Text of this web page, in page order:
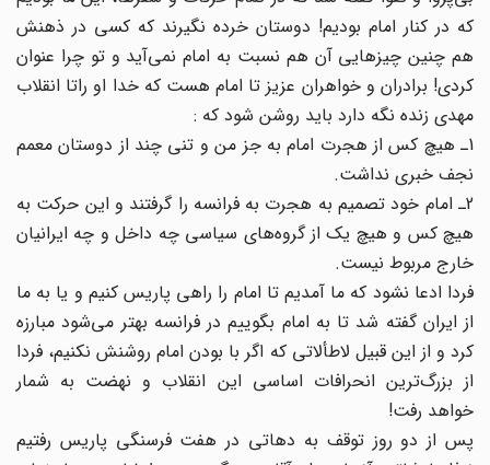
که در کنار امام بودیم! دوستان خرده نگیرند که کسی در ذهنش
هم چنین چیزهایی آن هم نسبت به امام نمی‌آید و تو چرا عنوان
کردی! برادران و خواهران عزیز تا امام هست که خدا او راتا انقلاب
مهدی زنده نگه دارد باید روشن شود که :
1ـ هیچ کس از هجرت امام به جز من و تنی چند از دوستان معمم
نجف خبری نداشت.
2ـ امام خود تصمیم به هجرت به فرانسه را گرفتند و این حرکت به
هیچ کس و هیچ یک از گروه‌های سیاسی چه داخل و چه ایرانیان
خارج مربوط نیست.
فردا ادعا نشود که ما آمدیم تا امام را راهی پاریس کنیم و یا به ما
از ایران گفته شد تا به امام بگوییم در فرانسه بهتر می‌شود مبارزه
کرد و از این قبیل لاطألاتی که اگر با بودن امام روشنش نکنیم، فردا
از بزرگ‌ترین انحرافات اساسی این انقلاب و نهضت به شمار
خواهد رفت!
پس از دو روز توقف به دهاتی در هفت فرسنگی پاریس رفتیم